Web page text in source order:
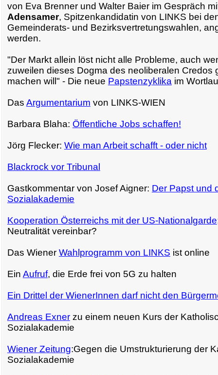
von Eva Brenner und Walter Baier im Gespräch
Adensamer, Spitzenkandidatin von LINKS bei
Gemeinderats- und Bezirksvertretungswahlen,
werden.
"Der Markt allein löst nicht alle Probleme, auch
zuweilen dieses Dogma des neoliberalen Credos
machen will" - Die neue Papstenzyklika im
Das Argumentarium von LINKS-WIEN
Barbara Blaha: Öffentliche Jobs schaffen!
Jörg Flecker: Wie man Arbeit schafft - oder nicht
Blackrock vor Tribunal
Gastkommentar von Josef Aigner: Der Papst und
Sozialakademie
Kooperation Österreichs mit der US-Nationalgarde
Neutralität vereinbar?
Das Wiener Wahlprogramm von LINKS ist online
Ein Aufruf, die Erde frei von 5G zu halten
Ein Drittel der WienerInnen darf nicht den
Andreas Exnerzu einem neuen Kurs der
Sozialakademie
Wiener Zeitung:Gegen die Umstrukturierung der
Sozialakademie